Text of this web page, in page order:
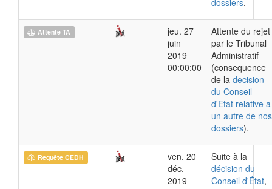
Attente TA
jeu. 27
juin
2019
00:00:00
Attente du rejet
par le Tribunal
Administratif
(consequence
de la decision
du Conseil
d'Etat relative a
un autre de nos
dossiers).
Requête CEDH
ven. 20
déc.
2019
Suite à la
décision du
Conseil d'État,